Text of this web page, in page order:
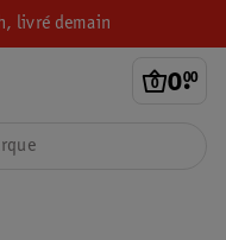
livré demain
0.
00